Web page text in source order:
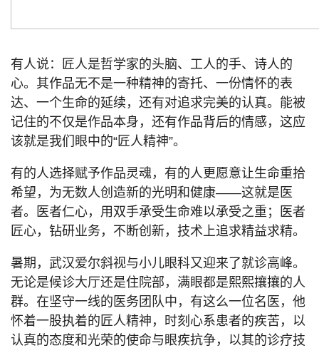
有人说：匠人是哲学家的头脑、工人的手、诗人的
心。其作品无不是一种精神的寄托、一份情怀的表
达、一个生命的延续，还有对追求完美的认真。能被
记住的不仅是作品本身，还有作品背后的情感，这应
该就是我们眼中的“匠人精神”。
有的人选择赋予作品灵魂，有的人更愿意让生命重拾
希望，为无数人创造新的光明和健康——这就是医
者。医者仁心，用双手承受生命难以承受之重；医者
匠心，钻研业务，不断创新，技术上追求精益求精。
暑期，武汉爱尔斜视与小儿眼科又迎来了就诊高峰。
无论是候诊大厅还是住院部，满眼都是熙熙攘攘的人
群。在坚守一线的医务团队中，有这么一位名医，他
怀着一股执着的匠人精神，时刻心系患者的疾苦，以
认真的态度和光荣的使命与眼疾抗争，以其的诊疗技